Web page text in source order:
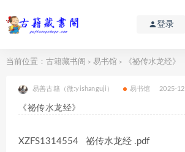
登录
当前位置： 古籍藏书阁 > 易书馆 > 《祕传水龙经》
易善古籍（微:yishanguji） 易书馆 2025-
《祕传水龙经》
XZFS1314554 祕传水龙经 .pdf